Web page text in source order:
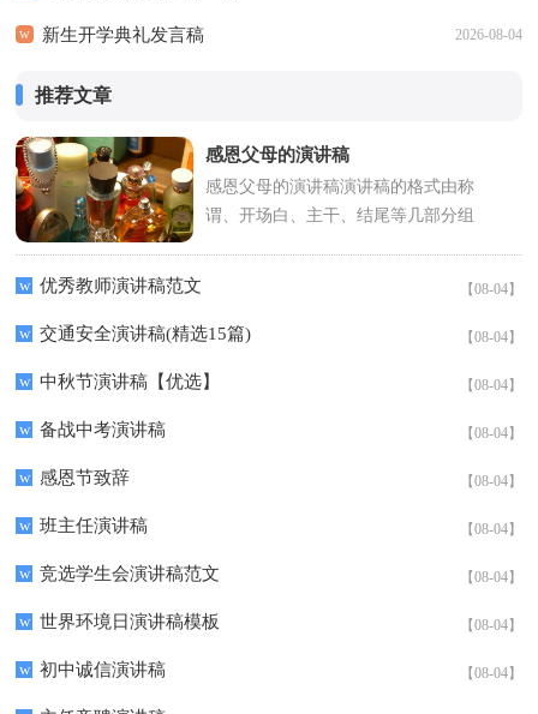
新生开学典礼发言稿 2026-08-04
推荐文章
感恩父母的演讲稿
感恩父母的演讲稿演讲稿的格式由称
谓、开场白、主干、结尾等几部分组
w 优秀教师演讲稿范文 【08-04】
w 交通安全演讲稿(精选15篇) 【08-04】
w 中秋节演讲稿【优选】 【08-04】
w 备战中考演讲稿 【08-04】
w 感恩节致辞 【08-04】
w 班主任演讲稿 【08-04】
w 竞选学生会演讲稿范文 【08-04】
w 世界环境日演讲稿模板 【08-04】
w 初中诚信演讲稿 【08-04】